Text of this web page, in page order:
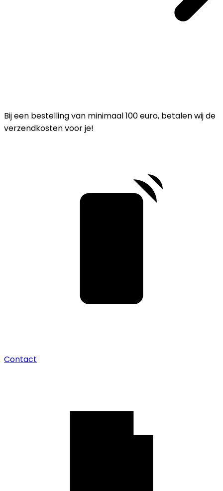
Bij een bestelling van minimaal 100 euro, betalen wij de
verzendkosten voor je!
Contact